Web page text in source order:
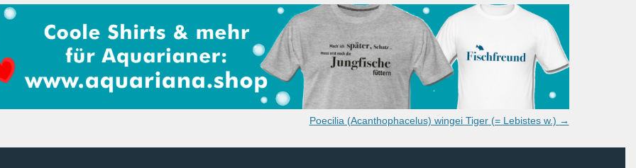
Poecilia (Acanthophacelus) wingei Tiger (= Lebistes w.) →